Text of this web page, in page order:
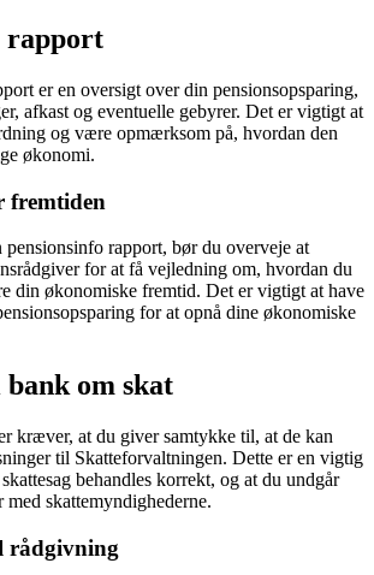
rapport
er en oversigt over din pensionsopsparing,
afkast og eventuelle gebyrer. Det er vigtigt at
og være opmærksom på, hvordan den
økonomi.
fremtiden
rapport, bør du overveje at
for at få vejledning om, hvordan du
din økonomiske fremtid. Det er vigtigt at have
for at opnå dine økonomiske
om skat
kræver, at du giver samtykke til, at de kan
til Skatteforvaltningen. Dette er en vigtig
behandles korrekt, og at du undgår
med skattemyndighederne.
rådgivning